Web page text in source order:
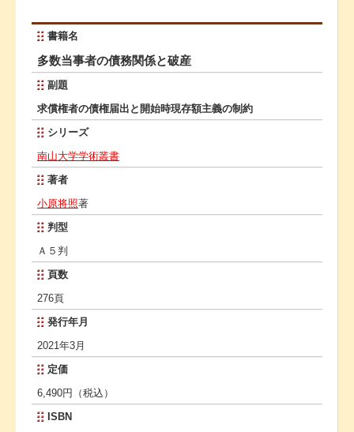
書籍名
多数当事者の債務関係と破産
副題
求償権者の債権届出と開始時現存額主義の制約
シリーズ
南山大学学術叢書
著者
小原将照著
判型
Ａ５判
頁数
276頁
発行年月
2021年3月
定価
6,490円（税込）
ISBN